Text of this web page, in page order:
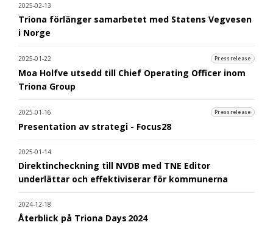
2025-02-13
Triona förlänger samarbetet med Statens Vegvesen
i Norge
2025-01-22 Pressrelease
Moa Holfve utsedd till Chief Operating Officer inom
Triona Group
2025-01-16 Pressrelease
Presentation av strategi - Focus28
2025-01-14
Direktincheckning till NVDB med TNE Editor
underlättar och effektiviserar för kommunerna
2024-12-18
Återblick på Triona Days 2024